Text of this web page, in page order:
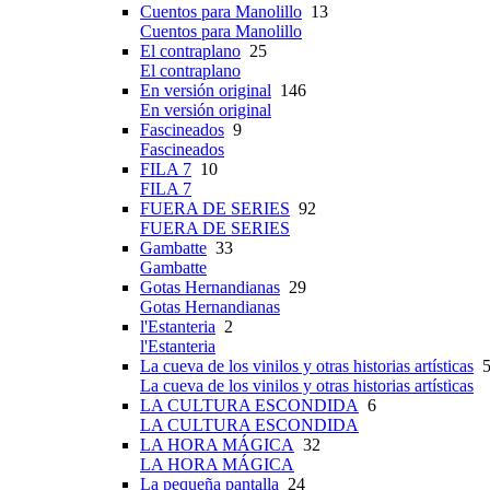
Cuentos para Manolillo 13
Cuentos para Manolillo
El contraplano 25
El contraplano
En versión original 146
En versión original
Fascineados 9
Fascineados
FILA 7 10
FILA 7
FUERA DE SERIES 92
FUERA DE SERIES
Gambatte 33
Gambatte
Gotas Hernandianas 29
Gotas Hernandianas
l'Estanteria 2
l'Estanteria
La cueva de los vinilos y otras historias artísticas
La cueva de los vinilos y otras historias artísticas
LA CULTURA ESCONDIDA 6
LA CULTURA ESCONDIDA
LA HORA MÁGICA 32
LA HORA MÁGICA
La pequeña pantalla 24